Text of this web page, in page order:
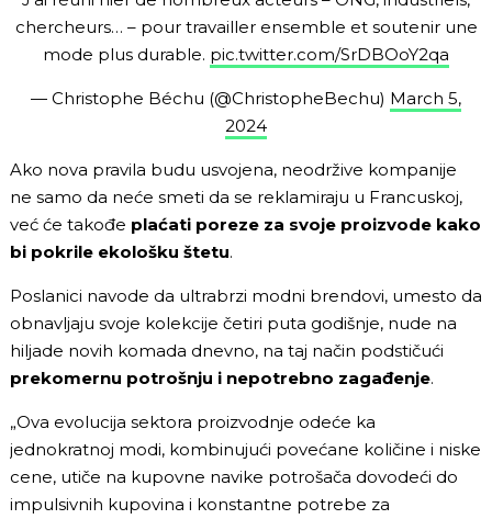
chercheurs… – pour travailler ensemble et soutenir une
mode plus durable. pic.twitter.com/SrDBOoY2qa
— Christophe Béchu (@ChristopheBechu) March 5,
2024
Ako nova pravila budu usvojena, neodržive kompanije
ne samo da neće smeti da se reklamiraju u Francuskoj,
već će takođe plaćati poreze za svoje proizvode kako
bi pokrile ekološku štetu.
Poslanici navode da ultrabrzi modni brendovi, umesto da
obnavljaju svoje kolekcije četiri puta godišnje, nude na
hiljade novih komada dnevno, na taj način podstičući
prekomernu potrošnju i nepotrebno zagađenje.
„Ova evolucija sektora proizvodnje odeće ka
jednokratnoj modi, kombinujući povećane količine i niske
cene, utiče na kupovne navike potrošača dovodeći do
impulsivnih kupovina i konstantne potrebe za